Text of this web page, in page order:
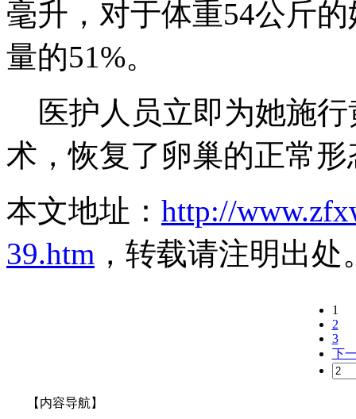
毫升，对于体重54公斤
量的51%。
医护人员立即为她施行
术，恢复了卵巢的正常形
本文地址： http://
39.htm ，转载请注明出处
1
2
3
下
【内容导航】